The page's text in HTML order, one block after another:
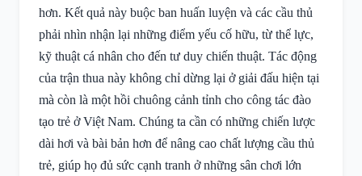
hơn. Kết quả này buộc ban huấn luyện và các cầu thủ
phải nhìn nhận lại những điểm yếu cố hữu, từ thể lực,
kỹ thuật cá nhân cho đến tư duy chiến thuật. Tác động
của trận thua này không chỉ dừng lại ở giải đấu hiện tại
mà còn là một hồi chuông cảnh tỉnh cho công tác đào
tạo trẻ ở Việt Nam. Chúng ta cần có những chiến lược
dài hơi và bài bản hơn để nâng cao chất lượng cầu thủ
trẻ, giúp họ đủ sức cạnh tranh ở những sân chơi lớn